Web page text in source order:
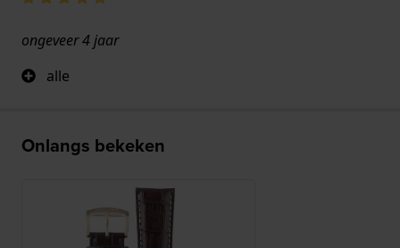
ongeveer 4 jaar
alle
Onlangs bekeken